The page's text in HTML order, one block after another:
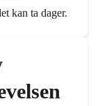
kan ta dager.